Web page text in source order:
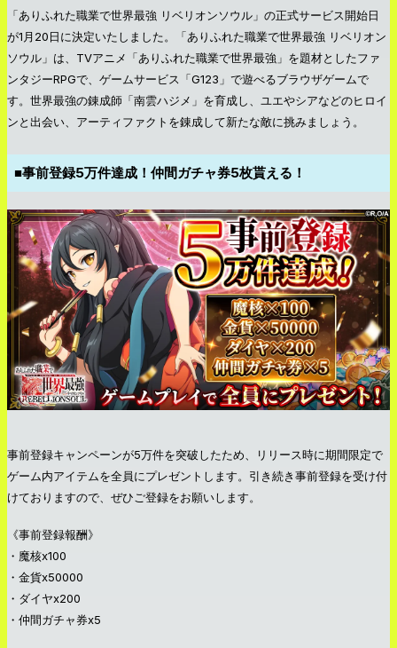
「ありふれた職業で世界最強 リベリオンソウル」の正式サービス開始日
が1月20日に決定いたしました。「ありふれた職業で世界最強 リベリオン
ソウル」は、TVアニメ「ありふれた職業で世界最強」を題材としたファ
ンタジーRPGで、ゲームサービス「G123」で遊べるブラウザゲームで
す。世界最強の錬成師「南雲ハジメ」を育成し、ユエやシアなどのヒロイ
ンと出会い、アーティファクトを錬成して新たな敵に挑みましょう。
■事前登録5万件達成！仲間ガチャ券5枚貰える！
事前登録キャンペーンが5万件を突破したため、リリース時に期間限定で
ゲーム内アイテムを全員にプレゼントします。引き続き事前登録を受け付
けておりますので、ぜひご登録をお願いします。
《事前登録報酬》
・魔核x100
・金貨x50000
・ダイヤx200
・仲間ガチャ券x5